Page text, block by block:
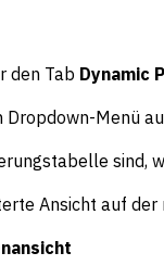
den Tab Dynamic
Dropdown-Menü
sind,
Ansicht auf